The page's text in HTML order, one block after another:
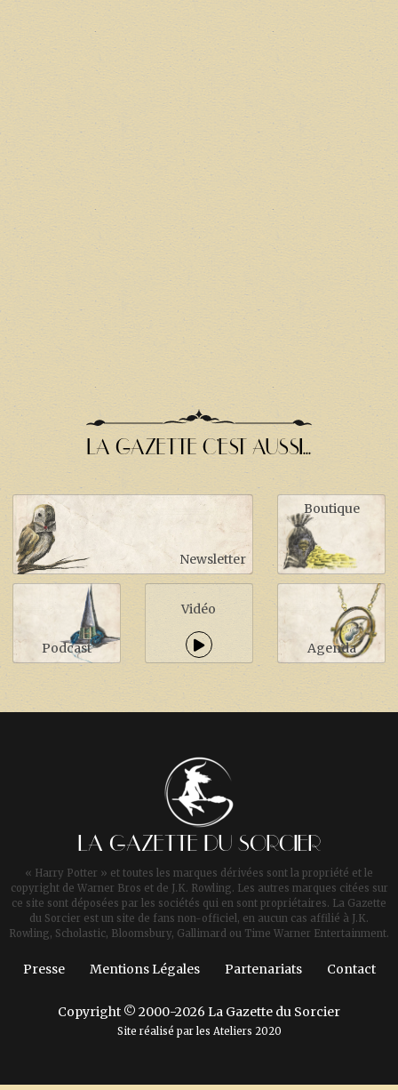
LA GAZETTE C'EST AUSSI...
Newsletter
Boutique
Podcast
Vidéo
Agenda
LA GAZETTE DU SORCIER
« Harry Potter » et toutes les marques dérivées sont la propriété et le
copyright de Warner Bros et de J.K. Rowling. Les autres marques citées sur
ce site sont déposées par les sociétés qui en sont propriétaires. La Gazette
du Sorcier est un site de fans non-officiel, en aucun cas affilié à J.K.
Rowling, Scholastic, Bloomsbury, Gallimard ou Time Warner Entertainment.
Presse Mentions Légales Partenariats Contact
Copyright © 2000-2026 La Gazette du Sorcier
Site réalisé par les Ateliers 2020